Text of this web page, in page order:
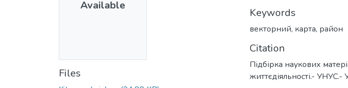
Available
Files
Keywords
векторний, карта, район
Citation
Підбірка наукових
життєдіяльності.- УНУС.-